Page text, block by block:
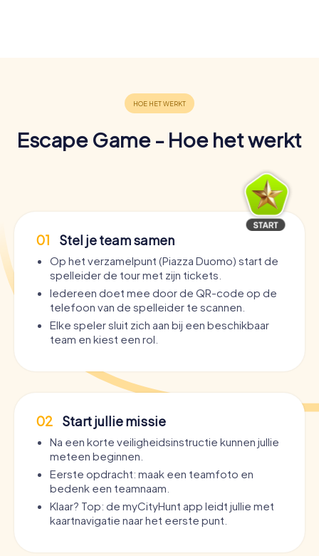
Escape Game - Hoe het werkt
01 Stel je team samen
Op het verzamelpunt (Piazza Duomo) start de
spelleider de tour met zijn tickets.
Iedereen doet mee door de QR-code op de
telefoon van de spelleider te scannen.
Elke speler sluit zich aan bij een beschikbaar
team en kiest een rol.
02 Start jullie missie
Na een korte veiligheidsinstructie kunnen jullie
meteen beginnen.
Eerste opdracht: maak een teamfoto en
bedenk een teamnaam.
Klaar? Top: de myCityHunt app leidt jullie met
kaartnavigatie naar het eerste punt.